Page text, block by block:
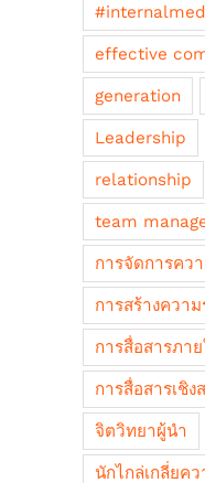
effective
generation
Leadership
relationship
team
การจัดการคว
การสร้างควา
การสื่อสารภา
การสื่อสารเชิง
จิตวิทยาผู้นำ
นักไกล่เกลี่ยค